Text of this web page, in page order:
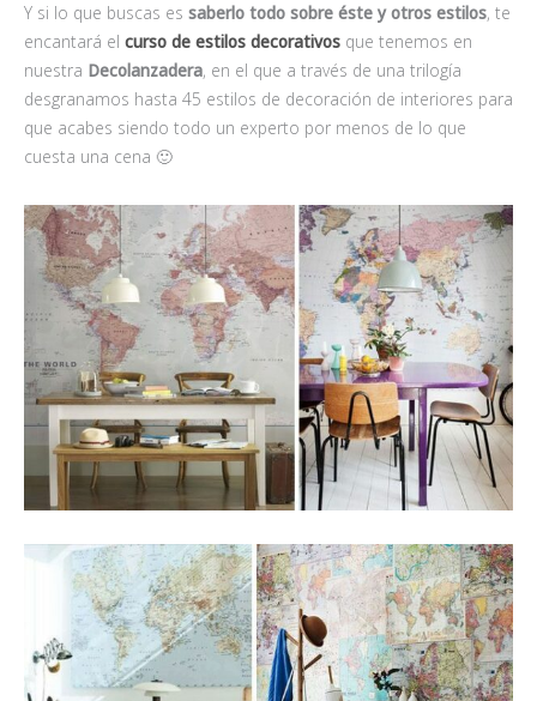
Y si lo que buscas es saberlo todo sobre éste y otros estilos, te
encantará el curso de estilos decorativos que tenemos en
nuestra Decolanzadera, en el que a través de una trilogía
desgranamos hasta 45 estilos de decoración de interiores para
que acabes siendo todo un experto por menos de lo que
cuesta una cena 🙂